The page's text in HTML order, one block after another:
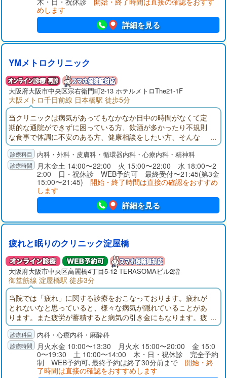
めします
詳細を見る
YMメトロクリニック
大阪府大阪市中央区宗右衛門町2-13 ホテルメトロThe21-1F
大阪メトロ千日前線 日本橋駅 徒歩5分
当クリニックは病気があってもなかなか日中の時間がなくて定
期的な通院ができずに困っている方、飲酒が多かったり不規則
な食事で体調に不安のある方、健康相談をしたい方、そんな
方々をサポートいたします。一般的な病気はもちろんのこと、
曜日により循環器専門医、消化器専門医、皮膚科がそれぞれ専
門分野から治療とアドバイスをいたします。夜間診療は日曜日
以外毎晩午後１０時まで行っておりますのでお気軽にご相談く
内科・外科・皮膚科・循環器内科・心療内科・精神科
月木金土 14:00〜22:00 火 15:00〜22:00 水 18:00〜2
2:00 日・祝休診 WEB予約可 最終受付〜21:45(第3金
15:00〜21:45) 開始・終了時間は直接の確認をおすすめ
します
詳細を見る
疲れと眠りのクリニック淀屋橋
大阪府大阪市中央区高麗橋4丁目5-12 TERASOMAビル2階
御堂筋線 淀屋橋駅 徒歩3分
当院では「疲れ」に関する診療をおこなっております。疲れが
とれないなと思っていると、様々な病気が隠れていることがあ
ります。また疲労が蓄積すると病気の引き金にもなります。疲
れにくい体を作るアドバイスもおこなっておりますので、お気
軽にご相談ください。
内科・心療内科・麻酔科
月火水金 10:00〜13:30 月火水 15:00〜20:00 金 15:0
0〜19:30 土 10:00〜14:00 木・日・祝休診 完全予約
制 WEB予約可､最終予約は終了30分前まで 開始・終
了時間は直接の確認をおすすめします